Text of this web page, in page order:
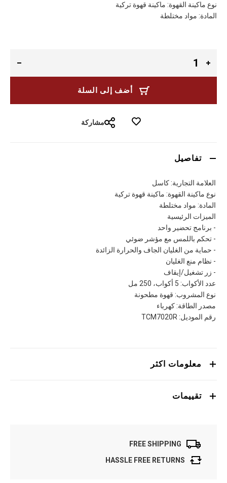
نوع ماكينة القهوة: ماكينة قهوة تركية
المادة: مواد مختلطة
أضف إلى السلة
مشاركة
تفاصيل
العلامة التجارية: كاسل
نوع ماكينة القهوة: ماكينة قهوة تركية
المادة: مواد مختلطة
الميزات الرئيسية
- برنامج تحضير واحد
- تحكم باللمس مع مؤشر ضوئي
- حماية من الغليان الجاف والحرارة الزائدة
- نظام منع الغليان
- زر تشغيل/إيقاف
عدد الأكواب: 5 أكواب، 250 مل
نوع المشروب: قهوة مطحونة
مصدر الطاقة: كهرباء
رقم الموديل: TCM7020R
معلومات اكثر
تقييمات
FREE SHIPPING
HASSLE FREE RETURNS